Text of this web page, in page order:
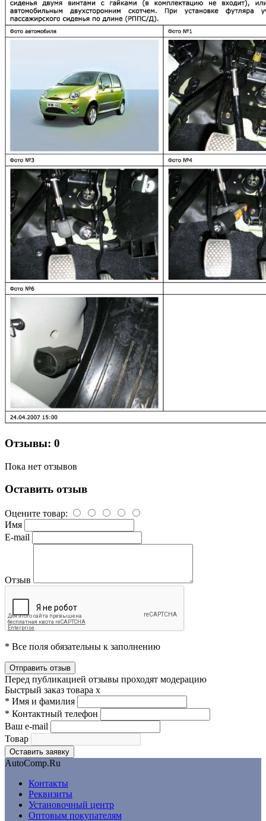
Отзывы: 0
Пока нет отзывов
Оставить отзыв
Оцените товар:
Имя
E-mail
Отзыв
* Все поля обязательны к заполнению
Перед публикацией отзывы проходят модерацию
Быстрый заказ товара x
* Имя и фамилия
* Контактный телефон
Ваш e-mail
Товар
AutoComp.Ru
Контакты
Реквизиты
Установочный центр
Оптовым покупателям